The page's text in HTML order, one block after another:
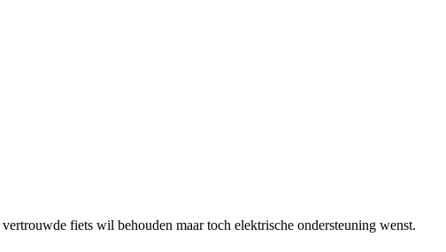
fiets wil behouden maar toch elektrische ondersteuning wenst.